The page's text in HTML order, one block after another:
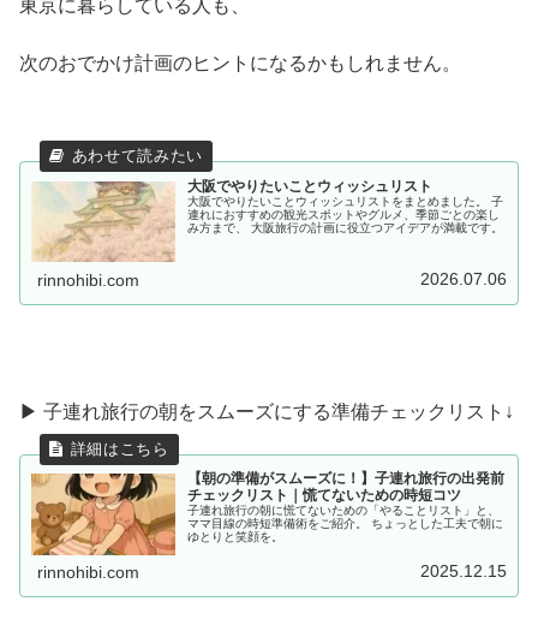
東京に暮らしている人も、
次のおでかけ計画のヒントになるかもしれません。
大阪でやりたいことウィッシュリスト
大阪でやりたいことウィッシュリストをまとめました。 子
連れにおすすめの観光スポットやグルメ、季節ごとの楽し
み方まで、 大阪旅行の計画に役立つアイデアが満載です。
rinnohibi.com 2026.07.06
▶ 子連れ旅行の朝をスムーズにする準備チェックリスト↓
【朝の準備がスムーズに！】子連れ旅行の出発前
チェックリスト｜慌てないための時短コツ
子連れ旅行の朝に慌てないための「やることリスト」と、
ママ目線の時短準備術をご紹介。 ちょっとした工夫で朝に
ゆとりと笑顔を。
rinnohibi.com 2025.12.15